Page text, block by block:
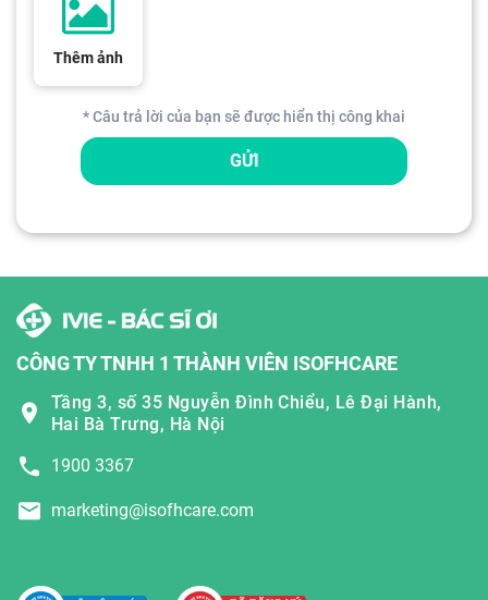
Thêm ảnh
* Câu trả lời của bạn sẽ được hiển thị công khai
GỬI
CÔNG TY TNHH 1 THÀNH VIÊN ISOFHCARE
Tầng 3, số 35 Nguyễn Đình Chiểu, Lê Đại Hành,
Hai Bà Trưng, Hà Nội
1900 3367
marketing@isofhcare.com